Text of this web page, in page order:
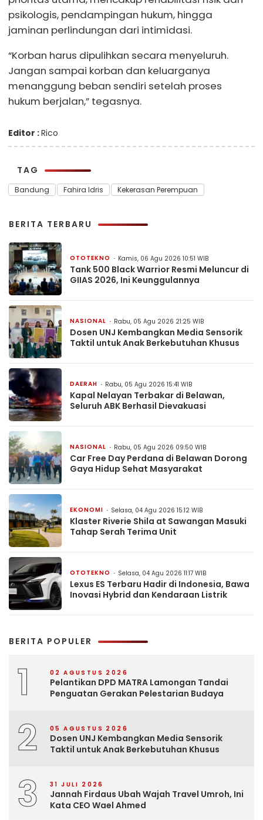
psikologis, pendampingan hukum, hingga
jaminan perlindungan dari intimidasi.
“Korban harus dipulihkan secara menyeluruh.
Jangan sampai korban dan keluarganya
menanggung beban sendiri setelah proses
hukum berjalan,” tegasnya.
Editor :Rico
TAG
Bandung Fahira Idris Kekerasan Perempuan
BERITA TERBARU
OTOTEKNO Kamis, 06 Agu 2026 10:51 WIB
Tank 500 Black Warrior Resmi Meluncur di
GIIAS 2026, Ini Keunggulannya
NASIONAL Rabu, 05 Agu 2026 21:25 WIB
Dosen UNJ Kembangkan Media Sensorik
Taktil untuk Anak Berkebutuhan Khusus
DAERAH Rabu, 05 Agu 2026 15:41 WIB
Kapal Nelayan Terbakar di Belawan,
Seluruh ABK Berhasil Dievakuasi
NASIONAL Rabu, 05 Agu 2026 09:50 WIB
Car Free Day Perdana di Belawan Dorong
Gaya Hidup Sehat Masyarakat
EKONOMI Selasa, 04 Agu 2026 15:12 WIB
Klaster Riverie Shila at Sawangan Masuki
Tahap Serah Terima Unit
OTOTEKNO Selasa, 04 Agu 2026 11:17 WIB
Lexus ES Terbaru Hadir di Indonesia, Bawa
Inovasi Hybrid dan Kendaraan Listrik
BERITA POPULER
1 02 AGUSTUS 2026
Pelantikan DPD MATRA Lamongan Tandai
Penguatan Gerakan Pelestarian Budaya
2 05 AGUSTUS 2026
Dosen UNJ Kembangkan Media Sensorik
Taktil untuk Anak Berkebutuhan Khusus
3 31 JULI 2026
Jannah Firdaus Ubah Wajah Travel Umroh, Ini
Kata CEO Wael Ahmed